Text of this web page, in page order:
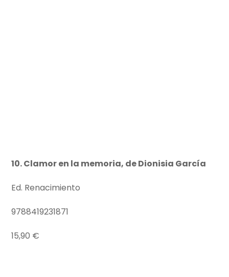
10. Clamor en la memoria, de Dionisia García
Ed. Renacimiento
9788419231871
15,90 €